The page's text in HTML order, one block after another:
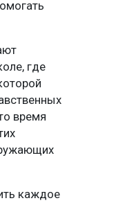
где
время
каждое